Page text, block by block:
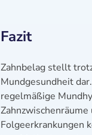
Fazit
Zahnbelag stellt
Mundgesundheit
regelmäßige
Folgeerkrankungen